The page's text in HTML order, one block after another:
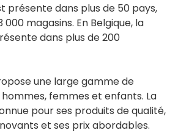
présente dans plus de 50 pays,
000 magasins. En Belgique, la
dans plus de 200
une large gamme de
femmes et enfants. La
pour ses produits de qualité,
et ses prix abordables.